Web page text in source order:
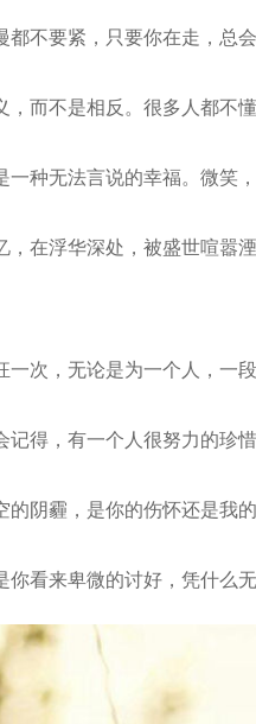
不要紧，只要你在走，总会
而不是相反。很多人都不懂
种无法言说的幸福。微笑，
在浮华深处，被盛世喧嚣湮
次，无论是为一个人，一段
得，有一个人很努力的珍惜
阴霾，是你的伤怀还是我
看来卑微的讨好，凭什么无